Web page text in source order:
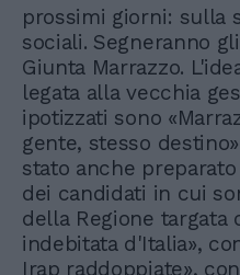
prossimi giorni: sulla
sociali. Segneranno
Giunta Marrazzo.
legata alla vecchia
ipotizzati sono
gente, stesso
stato anche
dei candidati in cui
della Regione targata
indebitata d'Italia»,
Irap raddoppiate»,